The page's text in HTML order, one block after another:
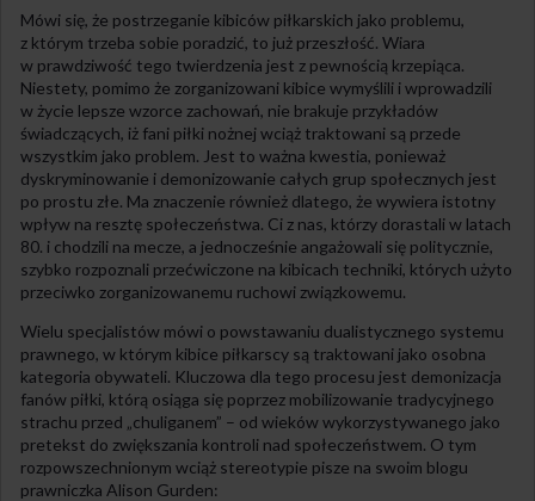
Mówi się, że postrzeganie kibiców piłkarskich jako problemu,
z którym trzeba sobie poradzić, to już przeszłość. Wiara
w prawdziwość tego twierdzenia jest z pewnością krzepiąca.
Niestety, pomimo że zorganizowani kibice wymyślili i wprowadzili
w życie lepsze wzorce zachowań, nie brakuje przykładów
świadczących, iż fani piłki nożnej wciąż traktowani są przede
wszystkim jako problem. Jest to ważna kwestia, ponieważ
dyskryminowanie i demonizowanie całych grup społecznych jest
po prostu złe. Ma znaczenie również dlatego, że wywiera istotny
wpływ na resztę społeczeństwa. Ci z nas, którzy dorastali w latach
80. i chodzili na mecze, a jednocześnie angażowali się politycznie,
szybko rozpoznali przećwiczone na kibicach techniki, których użyto
przeciwko zorganizowanemu ruchowi związkowemu.
Wielu specjalistów mówi o powstawaniu dualistycznego systemu
prawnego, w którym kibice piłkarscy są traktowani jako osobna
kategoria obywateli. Kluczowa dla tego procesu jest demonizacja
fanów piłki, którą osiąga się poprzez mobilizowanie tradycyjnego
strachu przed „chuliganem” – od wieków wykorzystywanego jako
pretekst do zwiększania kontroli nad społeczeństwem. O tym
rozpowszechnionym wciąż stereotypie pisze na swoim blogu
prawniczka Alison Gurden: